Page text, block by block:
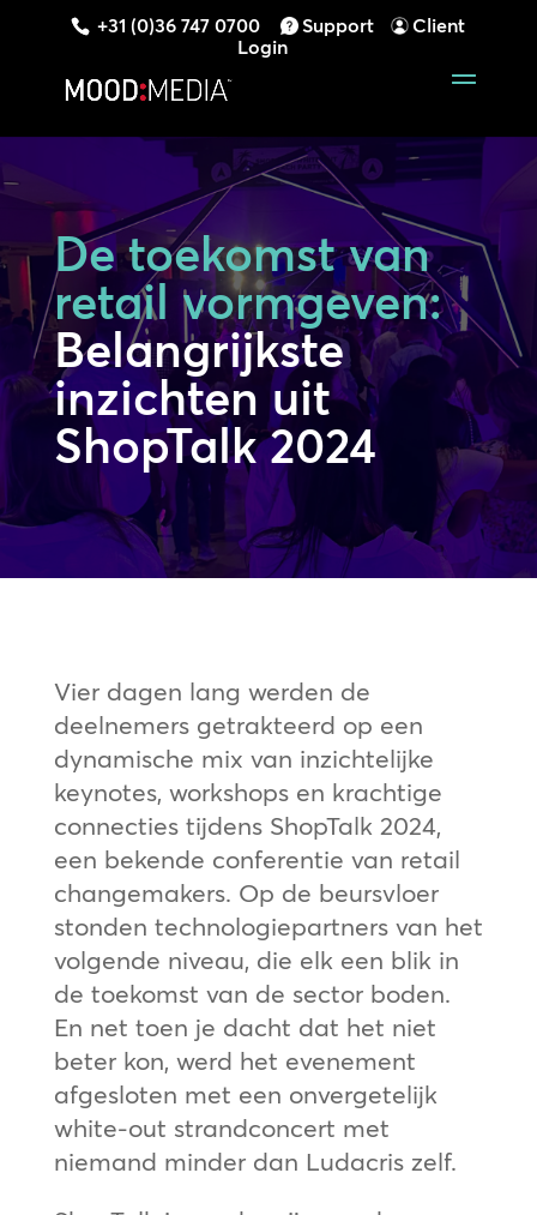
+31 (0)36 747 0700 Support
Client
Login
De toekomst van
retail vormgeven:
Belangrijkste
inzichten uit
ShopTalk 2024
Vier dagen lang werden de
deelnemers getrakteerd op een
dynamische mix van inzichtelijke
keynotes, workshops en krachtige
connecties tijdens ShopTalk 2024,
een bekende conferentie van retail
changemakers. Op de beursvloer
stonden technologiepartners van het
volgende niveau, die elk een blik in
de toekomst van de sector boden.
En net toen je dacht dat het niet
beter kon, werd het evenement
afgesloten met een onvergetelijk
white-out strandconcert met
niemand minder dan Ludacris zelf.